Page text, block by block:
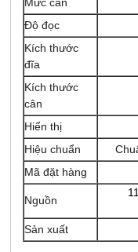
Độ đọc
Kích thước
đĩa
Kích thước
cân
Hiển thị
Hiệu chuẩn
Mã đặt hàng
Nguồn
Sản xuất